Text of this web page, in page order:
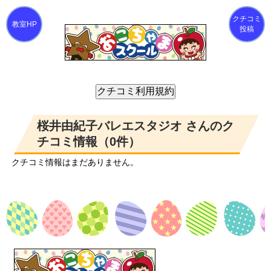
クチコミ
投稿
桜井由紀子バレエスタジオ さんのク
チコミ情報（0件）
クチコミ情報はまだありません。